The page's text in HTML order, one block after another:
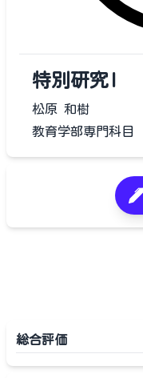
特別研究I
松原 和樹
教育学部専門科目
総合評価